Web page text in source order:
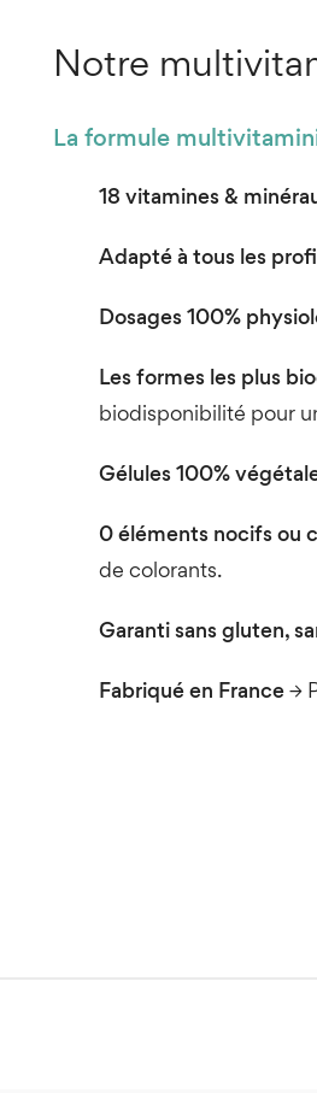
Notre
La formule
18 vitamines &
Adapté à tous les
Dosages 100%
Les formes les plus
biodisponibilité pour
Gélules 100%
0 éléments nocifs ou
de colorants.
Garanti sans gluten,
Fabriqué en France→